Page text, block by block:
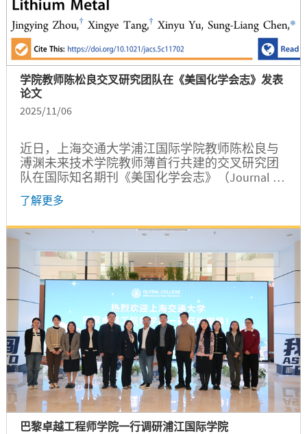
学院教师陈松良交叉研究团队在《美国化学会志》发表
论文
2025/11/06
近日，上海交通大学浦江国际学院教师陈松良与
溥渊未来技术学院教师薄首行共建的交叉研究团
队在国际知名期刊《美国化学会志》（Journal of
the American Chemical Society）上发表题
为"Three Dimensional Operando Photoacoustic
Complex Electrochemical Plating Process of
Lithium...
了解更多
巴黎卓越工程师学院一行调研浦江国际学院